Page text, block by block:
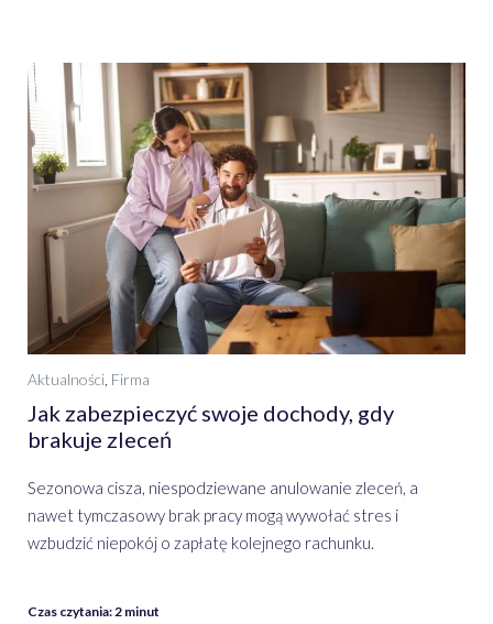
Aktualności Firma
Jak zabezpieczyć swoje dochody, gdy
brakuje zleceń
Sezonowa cisza, niespodziewane anulowanie zleceń, a
nawet tymczasowy brak pracy mogą wywołać stres i
wzbudzić niepokój o zapłatę kolejnego rachunku.
Czas czytania:2 minut